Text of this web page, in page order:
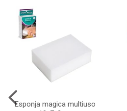
Esponja magica multiuso